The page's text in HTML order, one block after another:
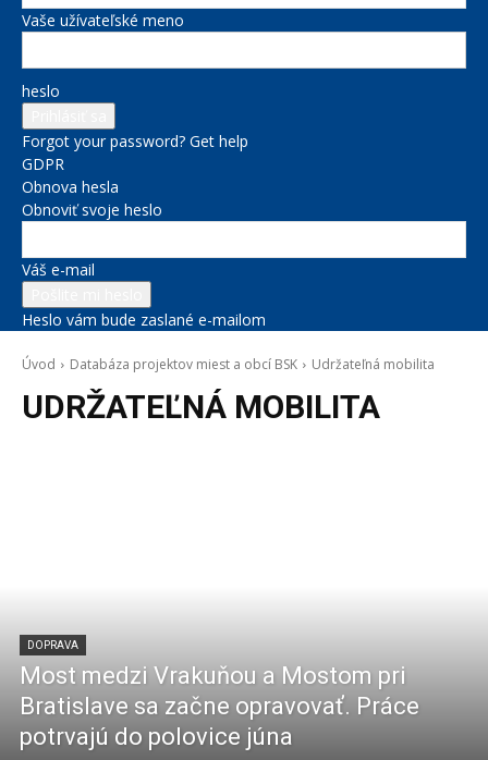
Vaše užívateľské meno
heslo
Forgot your password? Get help
GDPR
Obnova hesla
Obnoviť svoje heslo
Váš e-mail
Heslo vám bude zaslané e-mailom
Úvod Databáza projektov miest a obcí BSK Udržateľná mobilita
UDRŽATEĽNÁ MOBILITA
DOPRAVA
Most medzi Vrakuňou a Mostom pri
Bratislave sa začne opravovať. Práce
potrvajú do polovice júna